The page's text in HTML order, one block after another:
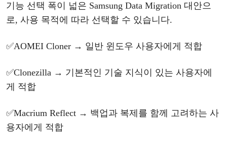
기능 선택 폭이 넓은 Samsung Data Migration 대안으
로, 사용 목적에 따라 선택할 수 있습니다.
✅AOMEI Cloner → 일반 윈도우 사용자에게 적합
✅Clonezilla → 기본적인 기술 지식이 있는 사용자에
게
적합
✅Macrium Reflect → 백업과 복제를 함께 고려하는 사
용자에게
적합